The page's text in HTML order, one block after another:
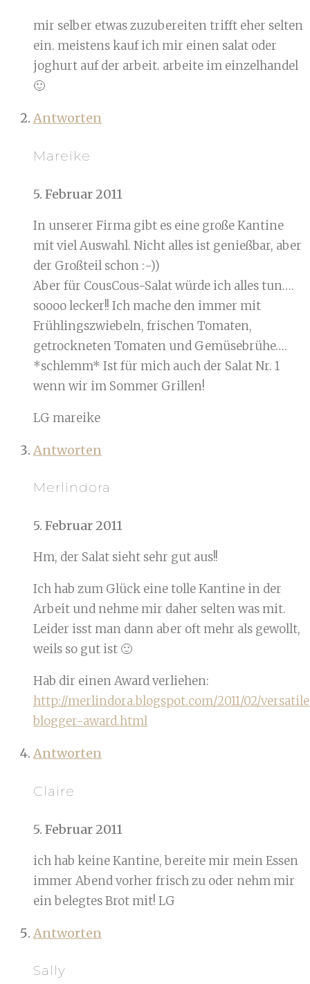
mir selber etwas zuzubereiten trifft eher selten
ein. meistens kauf ich mir einen salat oder
joghurt auf der arbeit. arbeite im einzelhandel
🙂
Antworten
Mareike
5. Februar 2011
In unserer Firma gibt es eine große Kantine
mit viel Auswahl. Nicht alles ist genießbar, aber
der Großteil schon :-))
Aber für CousCous-Salat würde ich alles tun….
soooo lecker!! Ich mache den immer mit
Frühlingszwiebeln, frischen Tomaten,
getrockneten Tomaten und Gemüsebrühe….
*schlemm* Ist für mich auch der Salat Nr. 1
wenn wir im Sommer Grillen!
LG mareike
Antworten
Merlindora
5. Februar 2011
Hm, der Salat sieht sehr gut aus!!
Ich hab zum Glück eine tolle Kantine in der
Arbeit und nehme mir daher selten was mit.
Leider isst man dann aber oft mehr als gewollt,
weils so gut ist 🙂
Hab dir einen Award verliehen:
http://merlindora.blogspot.com/2011/02/
blogger-award.html
Antworten
Claire
5. Februar 2011
ich hab keine Kantine, bereite mir mein Essen
immer Abend vorher frisch zu oder nehm mir
ein belegtes Brot mit! LG
Antworten
Sally